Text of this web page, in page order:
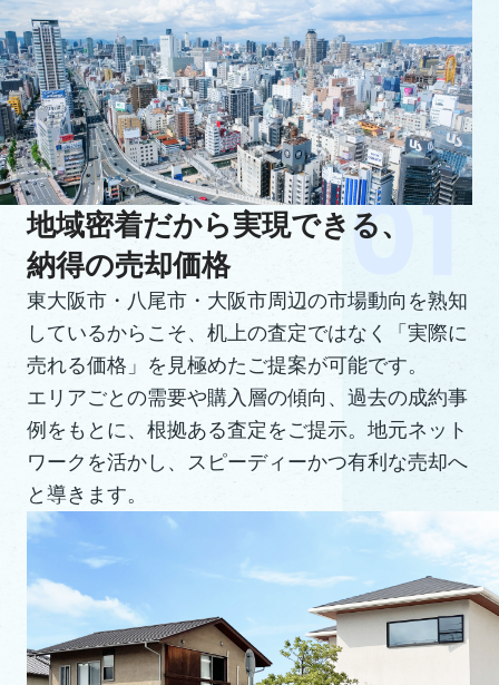
地域密着だから実現できる、
納得の売却価格
東大阪市・八尾市・大阪市周辺の市場動向を熟知
しているからこそ、机上の査定ではなく「実際に
売れる価格」を見極めたご提案が可能です。
エリアごとの需要や購入層の傾向、過去の成約事
例をもとに、根拠ある査定をご提示。地元ネット
ワークを活かし、スピーディーかつ有利な売却へ
と導きます。